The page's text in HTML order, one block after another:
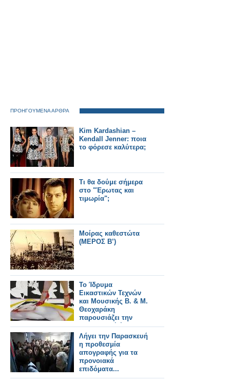
ΠΡΟΗΓΟΥΜΕΝΑ ΑΡΘΡΑ
Kim Kardashian –
Kendall Jenner: ποια
το φόρεσε καλύτερα;
Τι θα δούμε σήμερα
στο "Έρωτας και
τιμωρία";
Μοίρας καθεστώτα
(ΜΕΡΟΣ Β’)
Το Ίδρυμα
Εικαστικών Τεχνών
και Μουσικής Β. & Μ.
Θεοχαράκη
παρουσιάζει την
αναδρομική έκθεση
Χρίστος Καράς
Λήγει την Παρασκευή
η προθεσμία
απογραφής για τα
προνοιακά
επιδόματα...